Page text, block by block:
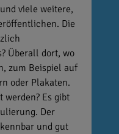
viele weitere,
Die
Überall dort, wo
zum Beispiel auf
oder Plakaten.
werden? Es gibt
Der
und gut